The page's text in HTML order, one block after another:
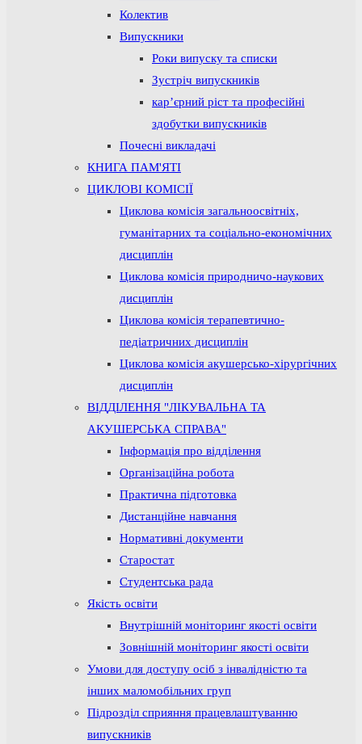
Колектив
Випускники
Роки випуску та списки
Зустріч випускників
кар’єрний ріст та професійні
здобутки випускників
Почесні викладачі
КНИГА ПАМ'ЯТІ
ЦИКЛОВІ КОМІСІЇ
Циклова комісія загальноосвітніх,
гуманітарних та соціально-економічних
дисциплін
Циклова комісія природничо-наукових
дисциплін
Циклова комісія терапевтично-
педіатричних дисциплін
Циклова комісія акушерсько-хірургічних
дисциплін
ВІДДІЛЕННЯ "ЛІКУВАЛЬНА ТА
АКУШЕРСЬКА СПРАВА"
Інформація про відділення
Організаційна робота
Практична підготовка
Дистанційне навчання
Нормативні документи
Старостат
Студентська рада
Якість освіти
Внутрішній моніторинг якості освіти
Зовнішній моніторинг якості освіти
Умови для доступу осіб з інвалідністю та
інших маломобільних груп
Підрозділ сприяння працевлаштуванню
випускників